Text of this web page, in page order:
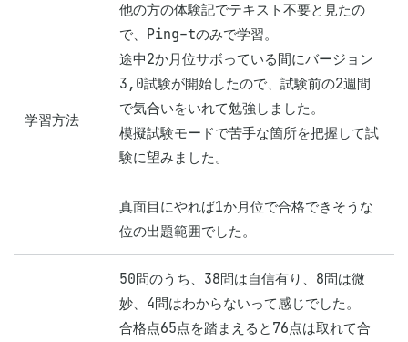
学習方法
他の方の体験記でテキスト不要と見たの
で、Ping-tのみで学習。
途中2か月位サボっている間にバージョン
3,0試験が開始したので、試験前の2週間
で気合いをいれて勉強しました。
模擬試験モードで苦手な箇所を把握して試
験に望みました。
真面目にやれば1か月位で合格できそうな
位の出題範囲でした。
50問のうち、38問は自信有り、8問は微
妙、4問はわからないって感じでした。
合格点65点を踏まえると76点は取れて合